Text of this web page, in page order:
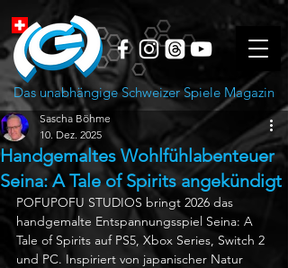
Das unabhängige Schweizer Spiele Magazin
Handgemaltes Wohlfühlabenteuer
Seina: A Tale of Spirits angekündigt
Sascha Böhme
10. Dez. 2025
POFUPOFU STUDIOS bringt 2026 das
handgemalte Entspannungsspiel Seina: A
Tale of Spirits auf PS5, Xbox Series, Switch 2
und PC. Inspiriert von japanischer Natur